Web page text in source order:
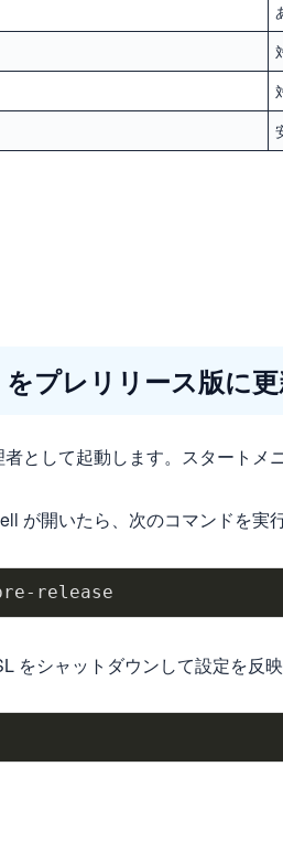
プレリリース版に
として起動します。スタート
が開いたら、次のコマンドを実
をシャットダウンして設定を反